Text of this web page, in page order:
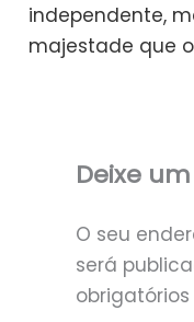
independente,
majestade que
Deixe
O seu
será